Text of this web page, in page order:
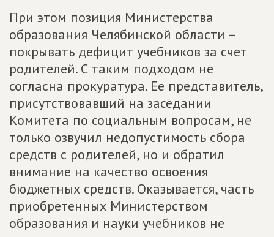
При этом позиция Министерства
образования Челябинской области –
покрывать дефицит учебников за счет
родителей. С таким подходом не
согласна прокуратура. Ее представитель,
присутствовавший на заседании
Комитета по социальным вопросам, не
только озвучил недопустимость сбора
средств с родителей, но и обратил
внимание на качество освоения
бюджетных средств. Оказывается, часть
приобретенных Министерством
образования и науки учебников не